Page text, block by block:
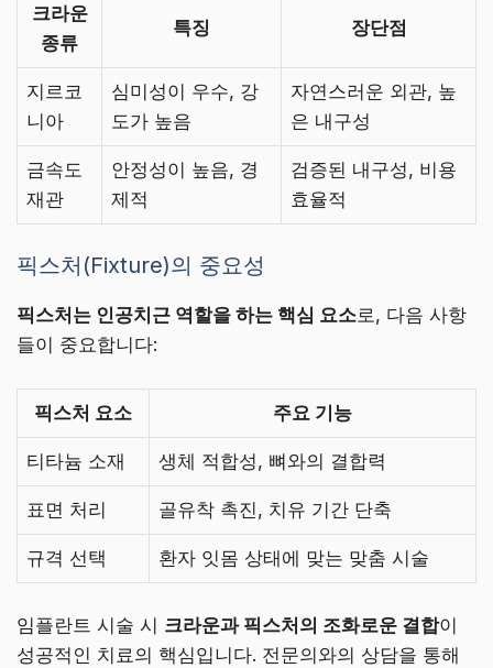
크라운
종류
특징 장단점
지르코
니아
심미성이 우수, 강
도가 높음
자연스러운 외관, 높
은 내구성
금속도
재관
안정성이 높음, 경
제적
검증된 내구성, 비용
효율적
픽스처(Fixture)의 중요성
픽스처는 인공치근 역할을 하는 핵심 요소로, 다음 사항
들이 중요합니다:
픽스처 요소 주요 기능
티타늄 소재 생체 적합성, 뼈와의 결합력
표면 처리 골유착 촉진, 치유 기간 단축
규격 선택 환자 잇몸 상태에 맞는 맞춤 시술
임플란트 시술 시 크라운과 픽스처의 조화로운 결합이
성공적인 치료의 핵심입니다. 전문의와의 상담을 통해